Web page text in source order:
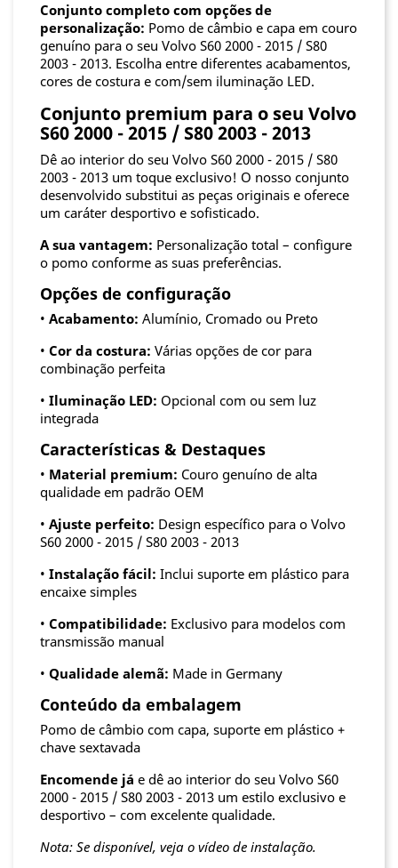
Conjunto completo com opções de
personalização: Pomo de câmbio e capa em couro
genuíno para o seu Volvo S60 2000 - 2015 / S80
2003 - 2013. Escolha entre diferentes acabamentos,
cores de costura e com/sem iluminação LED.
Conjunto premium para o seu Volvo
S60 2000 - 2015 / S80 2003 - 2013
Dê ao interior do seu Volvo S60 2000 - 2015 / S80
2003 - 2013 um toque exclusivo! O nosso conjunto
desenvolvido substitui as peças originais e oferece
um caráter desportivo e sofisticado.
A sua vantagem: Personalização total – configure
o pomo conforme as suas preferências.
Opções de configuração
• Acabamento: Alumínio, Cromado ou Preto
• Cor da costura: Várias opções de cor para
combinação perfeita
• Iluminação LED: Opcional com ou sem luz
integrada
Características & Destaques
• Material premium: Couro genuíno de alta
qualidade em padrão OEM
• Ajuste perfeito: Design específico para o Volvo
S60 2000 - 2015 / S80 2003 - 2013
• Instalação fácil: Inclui suporte em plástico para
encaixe simples
• Compatibilidade: Exclusivo para modelos com
transmissão manual
• Qualidade alemã: Made in Germany
Conteúdo da embalagem
Pomo de câmbio com capa, suporte em plástico +
chave sextavada
Encomende já e dê ao interior do seu Volvo S60
2000 - 2015 / S80 2003 - 2013 um estilo exclusivo e
desportivo – com excelente qualidade.
Nota: Se disponível, veja o vídeo de instalação.